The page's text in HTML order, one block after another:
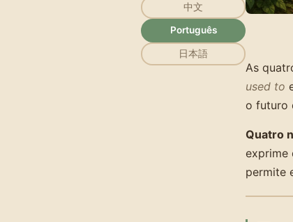
中文
Português
日本語
As
used to
o futuro
Quatro
exprime
permite